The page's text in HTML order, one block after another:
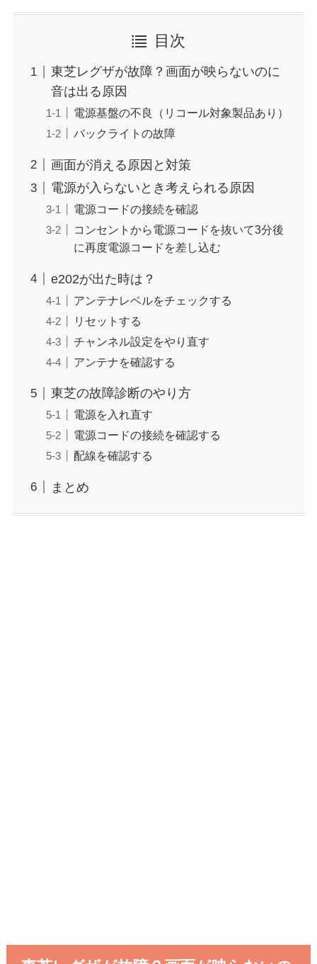
目次
東芝レグザが故障？画面が映らないのに
音は出る原因
電源基盤の不良（リコール対象製品あり）
バックライトの故障
画面が消える原因と対策
電源が入らないとき考えられる原因
電源コードの接続を確認
コンセントから電源コードを抜いて3分後
に再度電源コードを差し込む
e202が出た時は？
アンテナレベルをチェックする
リセットする
チャンネル設定をやり直す
アンテナを確認する
東芝の故障診断のやり方
電源を入れ直す
電源コードの接続を確認する
配線を確認する
まとめ